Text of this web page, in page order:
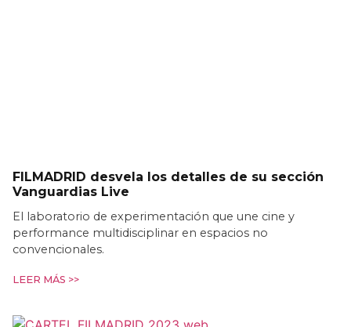
FILMADRID desvela los detalles de su sección
Vanguardias Live
El laboratorio de experimentación que une cine y
performance multidisciplinar en espacios no
convencionales.
LEER MÁS >>